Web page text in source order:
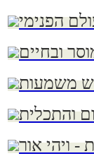
הפנימי
ובחיים
משמעות
והתכלית
ויהי אור